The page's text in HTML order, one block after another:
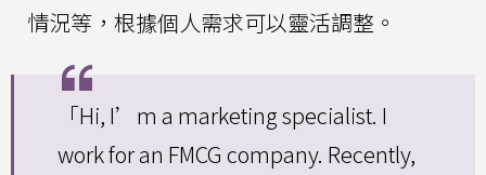
情況等，根據個人需求可以靈活調整。
「Hi, I’m a marketing specialist. I
work for an FMCG company. Recently,